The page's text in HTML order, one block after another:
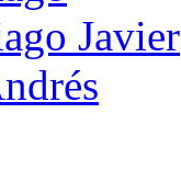
Javier